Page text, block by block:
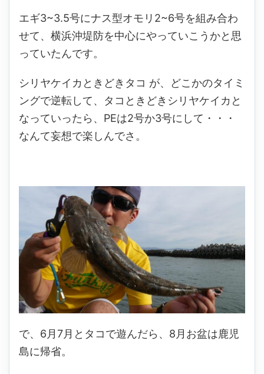
エギ3~3.5号にナス型オモリ2~6号を組み合わ
せて、横浜沖堤防を中心にやっていこうかと思
っていたんです。
シリヤケイカときどきタコ が、どこかのタイミ
ングで逆転して、タコときどきシリヤケイカと
なっていったら、PEは2号か3号にして・・・
なんて妄想で楽しんでさ。
で、6月7月とタコで遊んだら、8月お盆は鹿児
島に帰省。